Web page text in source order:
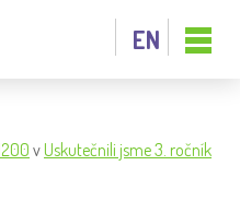
EN
v Uskutečnili jsme 3. ročník